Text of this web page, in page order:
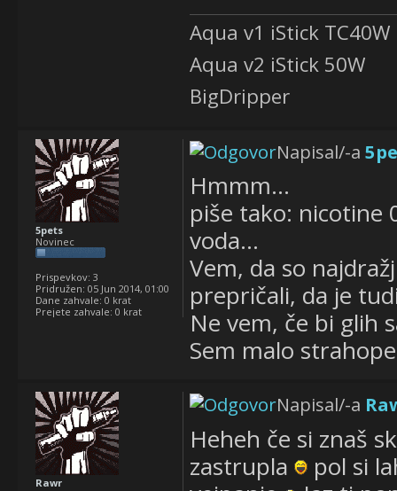
Aqua v1 iStick TC40W
Aqua v2 iStick 50W
BigDripper
Napisal/-a
Hmmm...
piše tako: nicotine
voda...
Vem, da so
prepričali, da je
Ne vem, če bi glih
Sem malo
5pets
Novinec
Prispevkov: 3
Pridružen: 05 Jun 2014, 01:00
Dane zahvale: 0 krat
Prejete zahvale: 0 krat
Napisal/-a
Heheh če si znaš
zastrupla
pol si
Rawr